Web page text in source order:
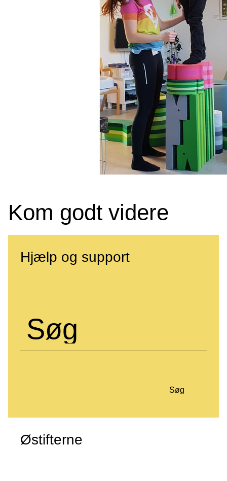
Kom godt videre
Hjælp og support
Søg
Søg
Østifterne